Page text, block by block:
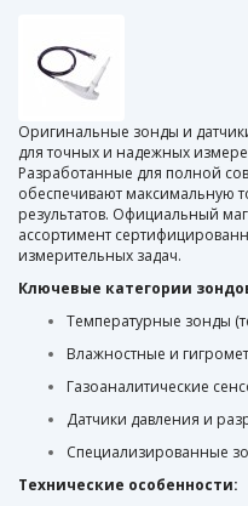
Оригинальные зонды и
для точных и надежных
Разработанные для полной
обеспечивают максимальную
результатов. Официальный
ассортимент
измерительных задач.
Ключевые категории
Температурные зонды
Влажностные и
Газоаналитические
Датчики давления и
Специализированные
Технические особенности: